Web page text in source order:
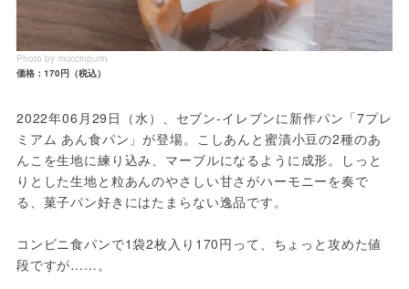
Photo by muccinpurin
価格：170円（税込）
2022年06月29日（水）、セブン‐イレブンに新作パン「7プレ
ミアム あん食パン」が登場。こしあんと蜜漬小豆の2種のあ
んこを生地に練り込み、マーブルになるように成形。しっと
りとした生地と粒あんのやさしい甘さがハーモニーを奏で
る、菓子パン好きにはたまらない逸品です。
コンビニ食パンで1袋2枚入り170円って、ちょっと攻めた値
段ですが……。